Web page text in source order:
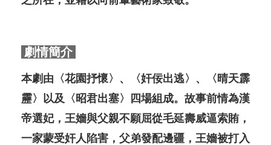
劇情簡介
本劇由〈花園抒懷〉、〈奸佞出逃〉、〈晴天霹
靂〉以及〈昭君出塞〉四場組成。故事前情為漢
帝選妃，王嬙與父親不願屈從毛延壽威逼索賄，
一家蒙受奸人陷害，父弟發配邊疆，王嬙被打入